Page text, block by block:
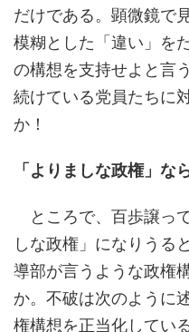
だけである。顕微鏡で
模糊とした「違い」を
の構想を支持せよと言
続けている党員たちに
か！
「よりましな政権」な
ところで、百歩譲っ
しな政権」になりうる
導部が言うような政権
か。不破は次のように
権構想を正当化している